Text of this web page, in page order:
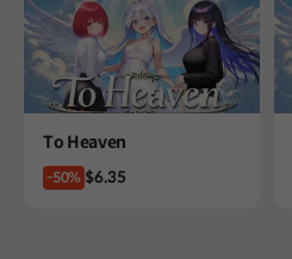
Product
To Heaven
-50% Price
$6.35